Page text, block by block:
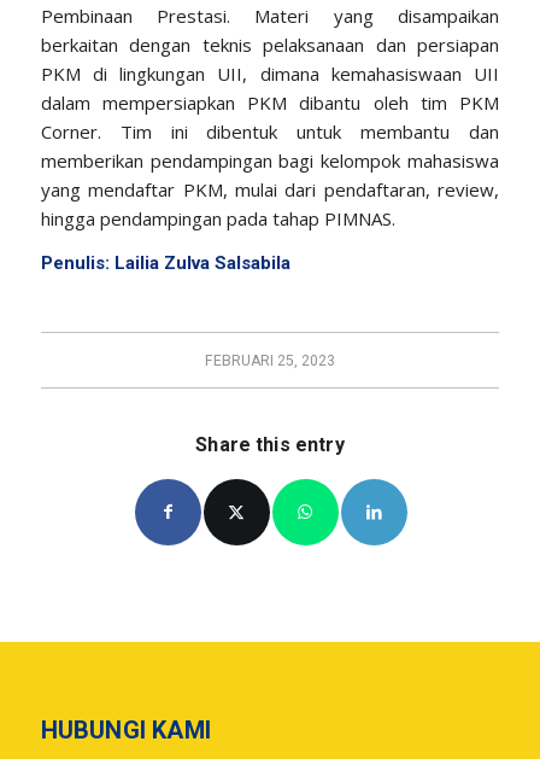
Pembinaan Prestasi. Materi yang disampaikan
berkaitan dengan teknis pelaksanaan dan persiapan
PKM di lingkungan UII, dimana kemahasiswaan UII
dalam mempersiapkan PKM dibantu oleh tim PKM
Corner. Tim ini dibentuk untuk membantu dan
memberikan pendampingan bagi kelompok mahasiswa
yang mendaftar PKM, mulai dari pendaftaran, review,
hingga pendampingan pada tahap PIMNAS.
Penulis: Lailia Zulva Salsabila
FEBRUARI 25, 2023
Share this entry
HUBUNGI KAMI